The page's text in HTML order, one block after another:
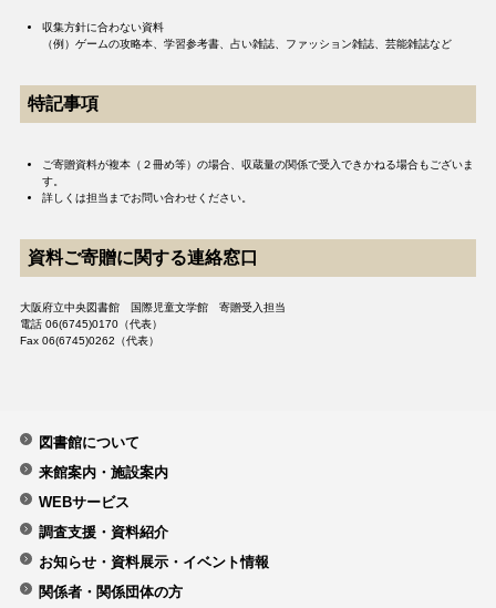
収集方針に合わない資料
（例）ゲームの攻略本、学習参考書、占い雑誌、ファッション雑誌、芸能雑誌など
特記事項
ご寄贈資料が複本（２冊め等）の場合、収蔵量の関係で受入できかねる場合もございま
す。
詳しくは担当までお問い合わせください。
資料ご寄贈に関する連絡窓口
大阪府立中央図書館 国際児童文学館 寄贈受入担当
電話 06(6745)0170（代表）
Fax 06(6745)0262（代表）
図書館について
来館案内・施設案内
WEBサービス
調査支援・資料紹介
お知らせ・資料展示・イベント情報
関係者・関係団体の方